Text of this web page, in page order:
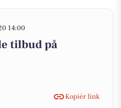
14:00
tilbud på
Kopiér link